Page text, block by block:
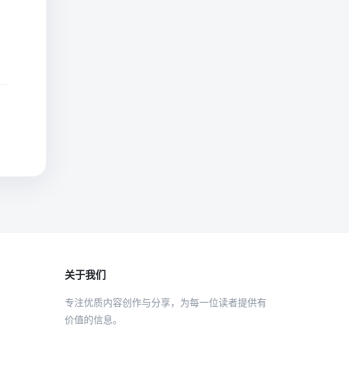
关于我们
专注优质内容创作与分享，为每一位读者提供有
价值的信息。